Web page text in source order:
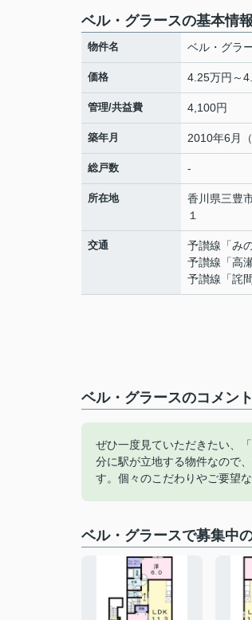
ベル・グラースの基本情報
物件名 ベル・グラ
価格 4.25万円～
管理/共益費 4,100円
築年月 2010年6月
総戸数 -
所在地 香川県三豊
１
交通 予讃線 「み
予讃線 「高
予讃線 「詫間
ベル・グラースのコメン
ぜひ一度見ていただきたい、
分に駅が立地する物件なので
す。個々のこだわりやご要望
ベル・グラースで募集中